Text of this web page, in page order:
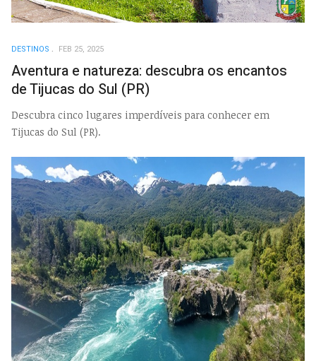
DESTINOS FEB 25, 2025
Aventura e natureza: descubra os encantos
de Tijucas do Sul (PR)
Descubra cinco lugares imperdíveis para conhecer em
Tijucas do Sul (PR).